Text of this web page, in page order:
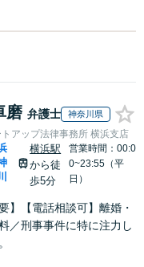
磨 弁護士 神奈川県
アップ法律事務所 横浜支店
横浜駅
から徒
歩5分
営業時間：00:0
0~23:55（平
日）
】【電話相談可】離婚・
／刑事事件に特に注力し